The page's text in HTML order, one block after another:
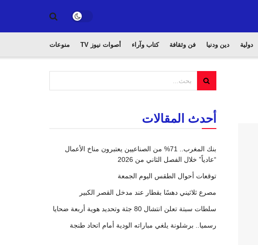
دولية دين ودنيا فن وثقافة كتاب وآراء أصوات نيوز TV منوعات
أحدث المقالات
بنك المغرب.. 71% من الصناعيين يعتبرون مناخ الأعمال
“عادياً” خلال الفصل الثاني من 2026
توقعات أحوال الطقس اليوم الجمعة
مصرع ثلاثيني دهسًا بقطار عند مدخل القصر الكبير
سلطات سبتة تعلن انتشال 80 جثة وتحديد هوية أربعة ضحايا
رسميا.. برشلونة يلغي مباراته الودية أمام اتحاد طنجة